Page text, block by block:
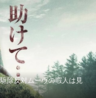
除反対ムーヴの暇人は見